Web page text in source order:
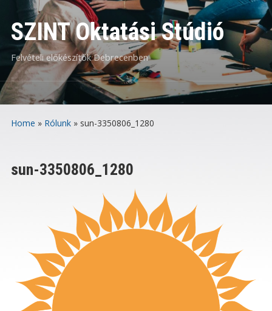
SZINT Oktatási Stúdió
Felvételi előkészítők Debrecenben
Home » Rólunk» sun-3350806_1280
sun-3350806_1280